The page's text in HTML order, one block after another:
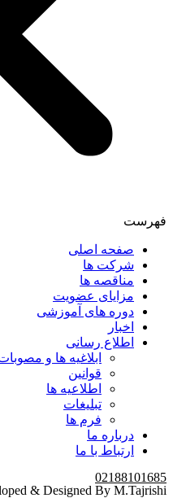
فهرست
صفحه اصلی
شرکت ها
مناقصه ها
مزایای عضویت
دوره های آموزشی
اخبار
اطلاع رسانی
ابلاغیه ها و
قوانین
اطلاعیه ها
تبلیغات
فرم ها
درباره ما
ارتباط با ما
02188101685
& Designed By M.Tajrishi